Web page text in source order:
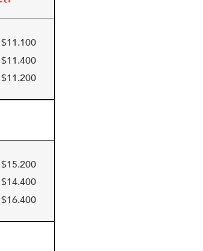
$11.100
$11.400
$11.200
$15.200
$14.400
$16.400